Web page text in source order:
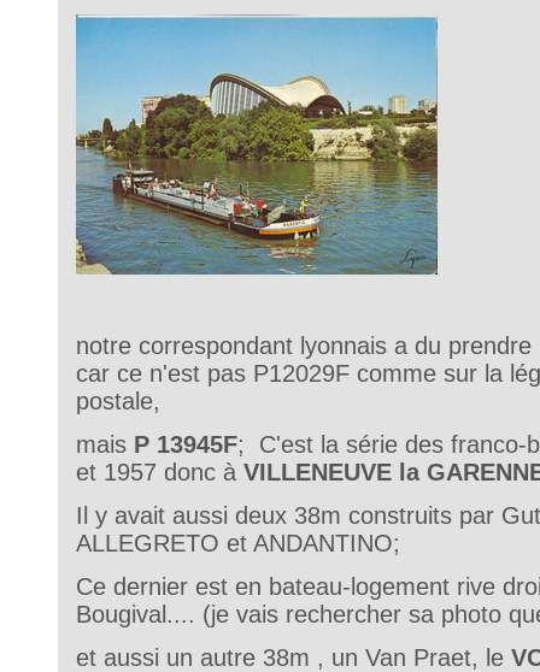
notre correspondant lyonnais a du
car ce n'est pas P12029F comme sur la
postale,
mais P 13945F; C'est la série des franco-
et 1957 donc à VILLENEUVE la
Il y avait aussi deux 38m construits par
ALLEGRETO et ANDANTINO;
Ce dernier est en bateau-logement rive
Bougival.... (je vais rechercher sa photo
et aussi un autre 38m , un Van Praet, le